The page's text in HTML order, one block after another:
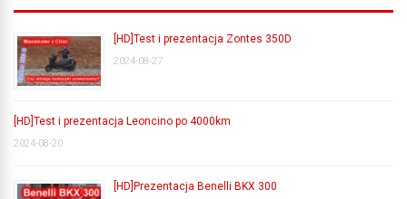
[HD]Test i prezentacja Zontes 350D
2024-08-27
[HD]Test i prezentacja Leoncino po 4000km
2024-08-20
[HD]Prezentacja Benelli BKX 300